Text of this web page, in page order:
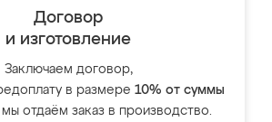
Договор
и изготовление
Заключаем договор,
в размере 10% от суммы
мы отдаём заказ в производство.